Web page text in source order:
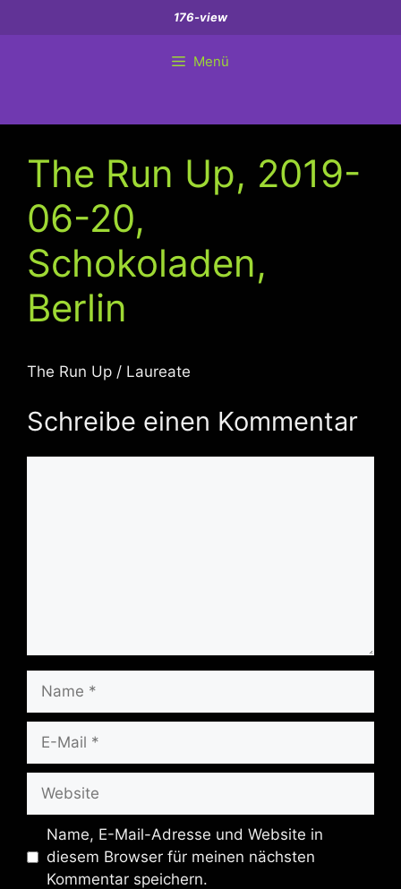
Inhalt
176-view
Menü
The Run Up, 2019-
06-20,
Schokoladen,
Berlin
The Run Up / Laureate
Schreibe einen Kommentar
Mail
Name, E-Mail-Adresse und Website in
diesem Browser für meinen nächsten
Kommentar speichern.